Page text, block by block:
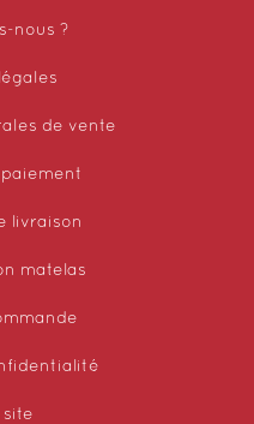
nous ?
de vente
livraison
matelas
site